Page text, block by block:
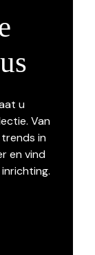
u
Van
in
en vind